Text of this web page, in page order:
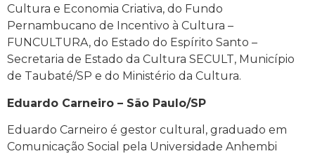
Cultura e Economia Criativa, do Fundo
Pernambucano de Incentivo à Cultura –
FUNCULTURA, do Estado do Espírito Santo –
Secretaria de Estado da Cultura SECULT, Município
de Taubaté/SP e do Ministério da Cultura.
Eduardo Carneiro – São Paulo/SP
Eduardo Carneiro é gestor cultural, graduado em
Comunicação Social pela Universidade Anhembi